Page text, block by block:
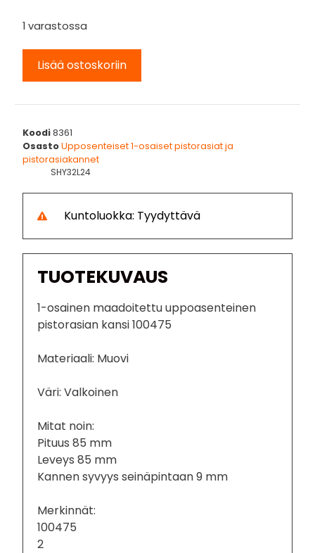
1 varastossa
Lisää ostoskoriin
Koodi8361
OsastoUpposenteiset 1-osaiset pistorasiat ja
pistorasiakannet
SHY32L24
Kuntoluokka: Tyydyttävä
TUOTEKUVAUS
1-osainen maadoitettu uppoasenteinen
pistorasian kansi 100475
Materiaali: Muovi
Väri: Valkoinen
Mitat noin:
Pituus 85 mm
Leveys 85 mm
Kannen syvyys seinäpintaan 9 mm
Merkinnät:
100475
2